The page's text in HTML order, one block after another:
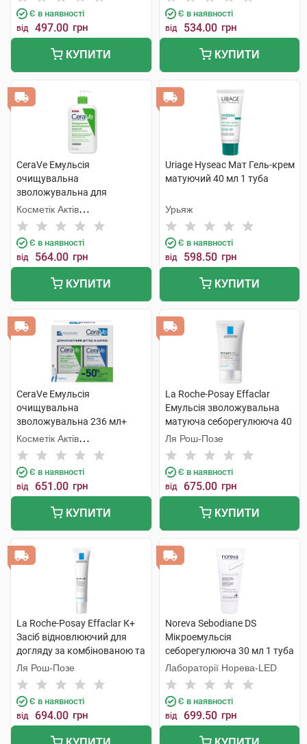
Є в наявності
від 497.00 грн
КУПИТИ
Є в наявності
від 534.00 грн
КУПИТИ
CeraVe Емульсія
очищувальна
зволожувальна для
нормальної і сухої шкіри
обличчя і тіла 473 мл 1
флакон
Косметік Актів
Інтернаціональ
Є в наявності
від 564.00 грн
КУПИТИ
Uriage Hyseac Мат Гель-крем
матуючий 40 мл 1 туба
Урьяж
Є в наявності
від 598.50 грн
КУПИТИ
CeraVe Емульсія
очищувальна
зволожувальна 236 мл+
молочко зволожувальне
236 мл 1 набір
Косметік Актів
Інтернаціональ
Є в наявності
від 651.00 грн
КУПИТИ
La Roche-Posay Effaclar
Емульсія зволожувальна
матуюча себорегулююча 40
мл 1 туба
Ля Рош-Позе
Є в наявності
від 675.00 грн
КУПИТИ
La Roche-Posay Effaclar К+
Засіб відновлюючий для
догляду за комбінованою та
схильною до жирності
шкірою обличчя 40 мл 1
туба
Ля Рош-Позе
Є в наявності
від 694.00 грн
Noreva Sebodiane DS
Мікроемульсія
себорегулююча 30 мл 1 туба
Лабораторії Норева-LED
Є в наявності
від 699.50 грн